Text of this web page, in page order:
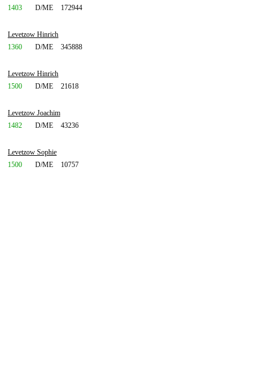
1403
D/ME 172944
Levetzow Hinrich
1360
D/ME 345888
Levetzow Hinrich
1500
D/ME 21618
Levetzow Joachim
1482
D/ME 43236
Levetzow Sophie
1500
D/ME 10757